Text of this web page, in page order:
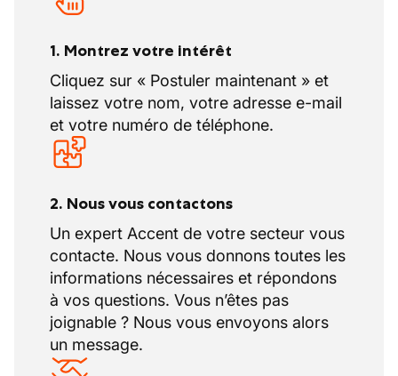
1. Montrez votre intérêt
Cliquez sur « Postuler maintenant » et
laissez votre nom, votre adresse e-mail
et votre numéro de téléphone.
2. Nous vous contactons
Un expert Accent de votre secteur vous
contacte. Nous vous donnons toutes les
informations nécessaires et répondons
à vos questions. Vous n’êtes pas
joignable ? Nous vous envoyons alors
un message.